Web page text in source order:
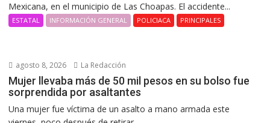
Mexicana, en el municipio de Las Choapas. El accidente...
ESTATAL INFORMACIÓN GENERAL POLICIACA PRINCIPALES
agosto 8, 2026 La Redacción
Mujer llevaba más de 50 mil pesos en su bolso fue
sorprendida por asaltantes
Una mujer fue víctima de un asalto a mano armada este